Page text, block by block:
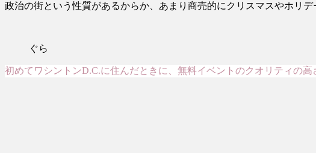
政治の街という性質があるからか、あまり商売的にクリスマスやホリ
ぐら
初めてワシントンD.C.に住んだときに、無料イベントのクオリティの高